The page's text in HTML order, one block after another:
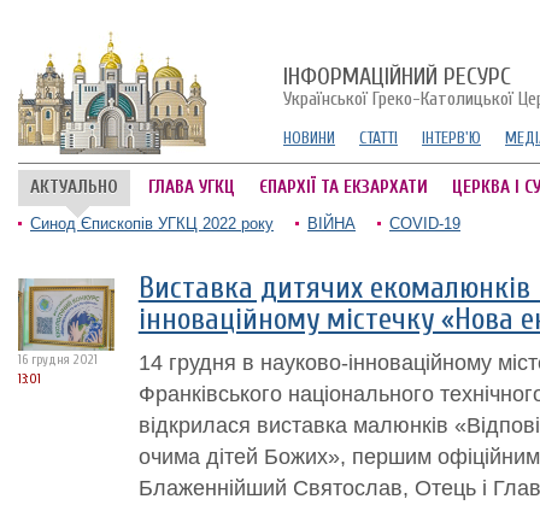
ІНФОРМАЦІЙНИЙ РЕСУРС
Української Греко-Католицької
НОВИНИ СТАТТІ ІНТЕРВ'Ю
АКТУАЛЬНО ГЛАВА УГКЦ ЄПАРХІЇ ТА ЕКЗАРХАТИ ЦЕРКВА І
Синод Єпископів УГКЦ 2022 року ВІЙНА COVID-19
16 грудня 2021
13:01
Виставка дитячих
інноваційному містечку «Нова
14 грудня в науково-інноваційному
Франківського національного
відкрилася виставка малюнків
очима дітей Божих», першим офіційним
Блаженнійший Святослав, Отець і